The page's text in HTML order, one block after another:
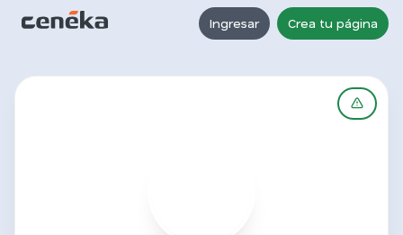
Ingresar Crea tu página